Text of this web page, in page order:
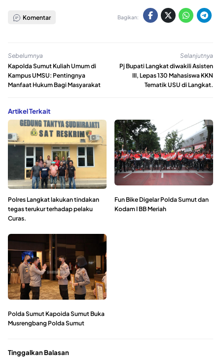
Komentar Bagikan:
Sebelumnya
Kapolda Sumut Kuliah Umum di
Kampus UMSU: Pentingnya
Manfaat Hukum Bagi Masyarakat
Selanjutnya
Pj Bupati Langkat diwakili Asisten
III, Lepas 130 Mahasiswa KKN
Tematik USU di Langkat.
Artikel Terkait
Polres Langkat lakukan tindakan
tegas terukur terhadap pelaku
Curas.
Fun Bike Digelar Polda Sumut dan
Kodam I BB Meriah
Polda Sumut Kapoida Sumut Buka
Musrengbang Polda Sumut
Tinggalkan Balasan